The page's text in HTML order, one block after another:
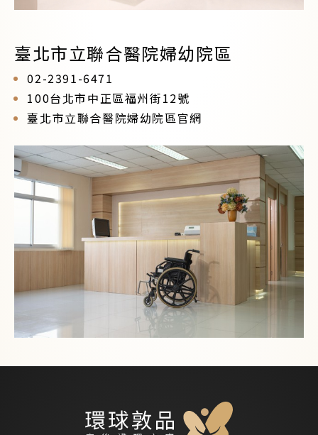
臺北市立聯合醫院婦幼院區
02-2391-6471
100台北市中正區福州街12號
臺北市立聯合醫院婦幼院區官網